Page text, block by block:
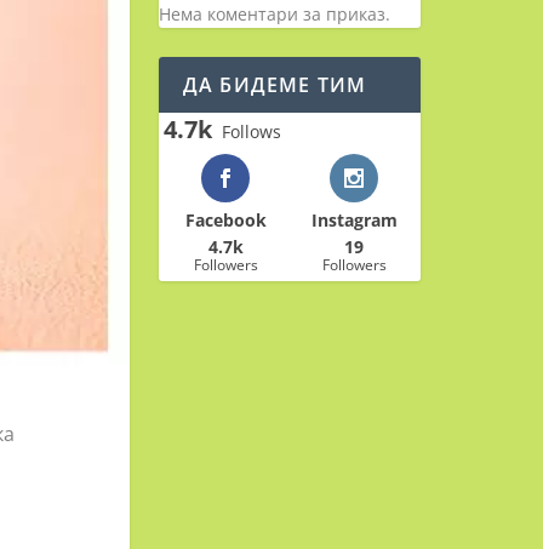
Нема коментари за приказ.
ДА БИДЕМЕ ТИМ
4.7k Follows
Facebook
4.7k
Followers
Instagram
19
Followers